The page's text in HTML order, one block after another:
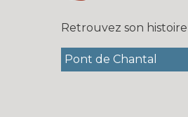
Retrouvez son histoire
Pont de Chantal